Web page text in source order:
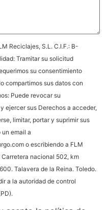
Reciclajes, S.L. C.I.F.: B-
Tramitar su solicitud
su consentimiento
compartimos sus datos con
Puede revocar su
ejercer sus Derechos a acceder,
limitar, portar y suprimir sus
email a
o escribiendo a FLM
Carretera nacional 502, km
Talavera de la Reina. Toledo.
a la autoridad de control